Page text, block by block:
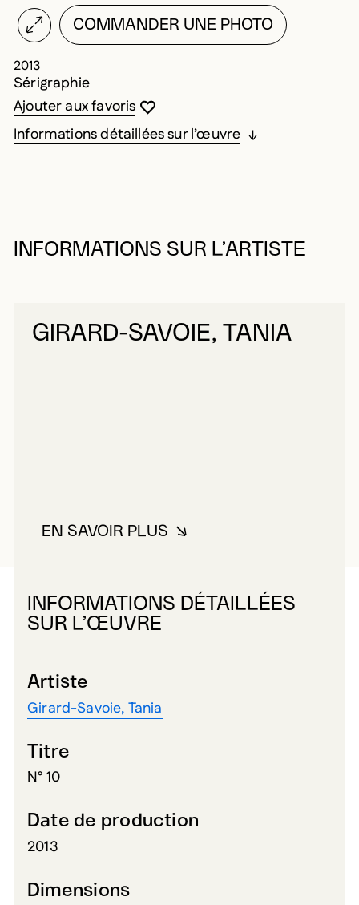
COMMANDER UNE PHOTO
2013
Sérigraphie
Vous devez être connecté pour ajouter
Fermer la modale
Ouvrir la modale
Ajouter aux favoris
Informations détaillées sur l’œuvre
INFORMATIONS SUR L’ARTISTE
GIRARD-SAVOIE, TANIA
EN SAVOIR PLUSÀ PROPOS DE GIRARD-SAVOIE,
INFORMATIONS DÉTAILLÉES
SUR L’ŒUVRE
Artiste
Girard-Savoie, Tania
Titre
N° 10
Date de production
2013
Dimensions